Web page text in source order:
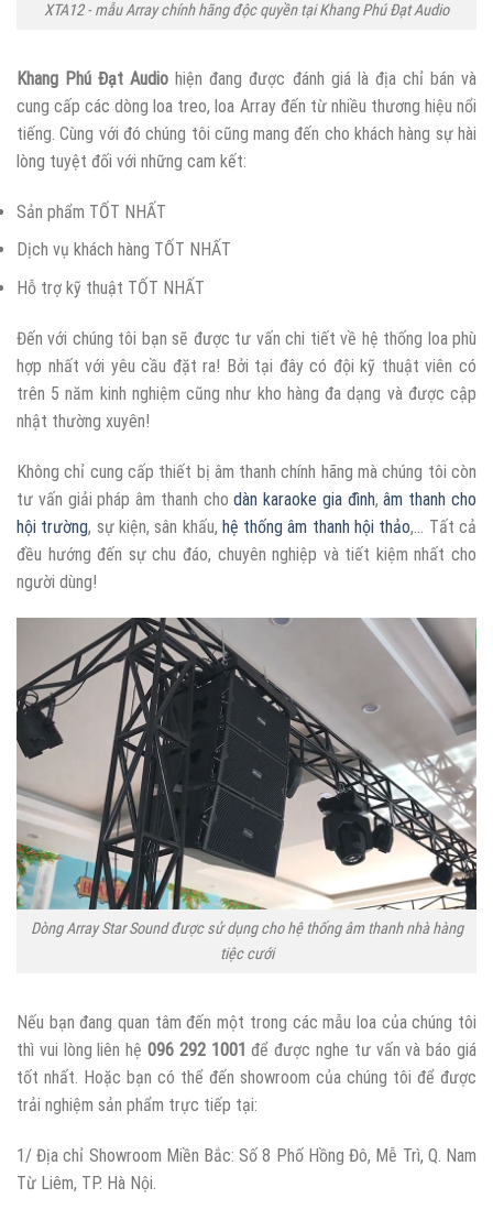
XTA12 - mẫu Array chính hãng độc quyền tại Khang Phú Đạt Audio
Khang Phú Đạt Audio hiện đang được đánh giá là địa chỉ bán và
cung cấp các dòng loa treo, loa Array đến từ nhiều thương hiệu nổi
tiếng. Cùng với đó chúng tôi cũng mang đến cho khách hàng sự hài
lòng tuyệt đối với những cam kết:
Sản phẩm TỐT NHẤT
Dịch vụ khách hàng TỐT NHẤT
Hỗ trợ kỹ thuật TỐT NHẤT
Đến với chúng tôi bạn sẽ được tư vấn chi tiết về hệ thống loa phù
hợp nhất với yêu cầu đặt ra! Bởi tại đây có đội kỹ thuật viên có
trên 5 năm kinh nghiệm cũng như kho hàng đa dạng và được cập
nhật thường xuyên!
Không chỉ cung cấp thiết bị âm thanh chính hãng mà chúng tôi còn
tư vấn giải pháp âm thanh chodàn karaoke gia đình,âm thanh cho
hội trường, sự kiện, sân khấu, hệ thống âm thanh hội thảo,... Tất cả
đều hướng đến sự chu đáo, chuyên nghiệp và tiết kiệm nhất cho
người dùng!
Dòng Array Star Sound được sử dụng cho hệ thống âm thanh nhà hàng
tiệc cưới
Nếu bạn đang quan tâm đến một trong các mẫu loa của chúng tôi
thì vui lòng liên hệ 096 292 1001 để được nghe tư vấn và báo giá
tốt nhất. Hoặc bạn có thể đến showroom của chúng tôi để được
trải nghiệm sản phẩm trực tiếp tại:
1/ Địa chỉ Showroom Miền Bắc: Số 8 Phố Hồng Đô, Mễ Trì, Q. Nam
Từ Liêm, TP. Hà Nội.